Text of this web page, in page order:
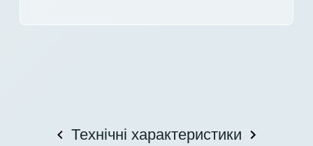
Технічні характеристики